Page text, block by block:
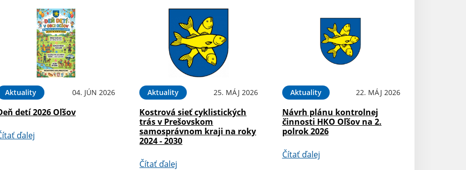
Aktuality 04. JÚN 2026
detí 2026 Oľšov
ďalej
Aktuality 25. MÁJ 2026
Kostrová sieť cyklistických
trás v Prešovskom
samosprávnom kraji na roky
2024 - 2030
Čítať ďalej
Aktuality 22. MÁJ 2026
Návrh plánu kontrolnej
činnosti HKO Oľšov na 2.
polrok 2026
Čítať ďalej